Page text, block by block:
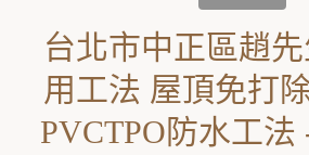
台北市中正區趙
用工法 屋頂免打
PVCTPO防水工法